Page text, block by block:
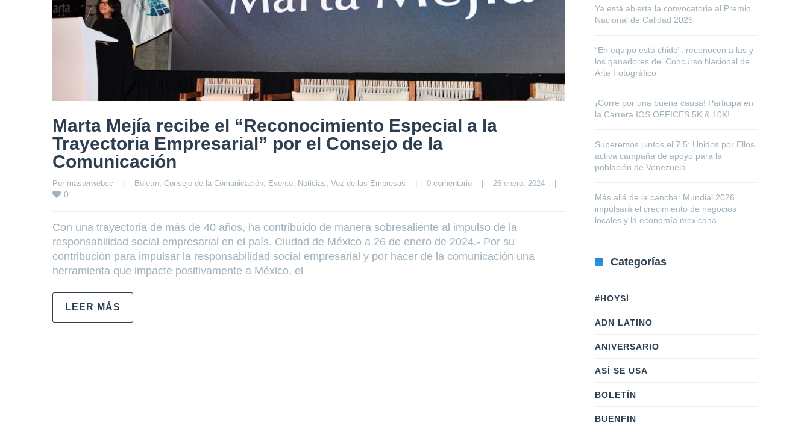
Marta Mejía recibe el “Reconocimiento Especial a la
Trayectoria Empresarial” por el Consejo de la
Comunicación
Por masterwebcc Boletín, Consejo de la Comunicación, Evento, Noticias, Voz de las Empresas 0 comentario 26 enero, 2024
0
Con una trayectoria de más de 40 años, ha contribuido de manera sobresaliente al impulso de la
responsabilidad social empresarial en el país. Ciudad de México a 26 de enero de 2024.- Por su
contribución para impulsar la responsabilidad social empresarial y por hacer de la comunicación una
herramienta que impacte positivamente a México, el
LEER MÁS
Ya está abierta la convocatoria al Premio
Nacional de Calidad 2026
“En equipo está chido”: reconocen a las y
los ganadores del Concurso Nacional de
Arte Fotográfico
¡Corre por una buena causa! Participa en
la Carrera IOS OFFICES 5K & 10K!
Superemos juntos el 7.5: Unidos por Ellos
activa campaña de apoyo para la
población de Venezuela
Más allá de la cancha: Mundial 2026
impulsará el crecimiento de negocios
locales y la economía mexicana
Categorías
#HOYSÍ
ADN LATINO
ANIVERSARIO
ASÍ SE USA
BOLETÍN
BUENFIN